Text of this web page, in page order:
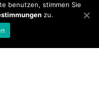
benutzen, stimmen Sie
zu.